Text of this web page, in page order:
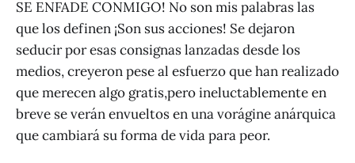
SE ENFADE CONMIGO! No son mis palabras las
que los definen ¡Son sus acciones! Se dejaron
seducir por esas consignas lanzadas desde los
medios, creyeron pese al esfuerzo que han realizado
que merecen algo gratis,pero ineluctablemente en
breve se verán envueltos en una vorágine anárquica
que cambiará su forma de vida para peor.